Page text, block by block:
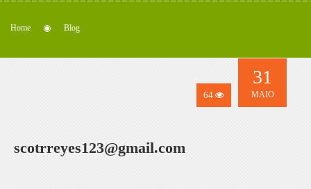
Home Blog
64
31
MAIO
scotrreyes123@gmail.com